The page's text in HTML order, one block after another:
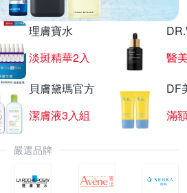
理膚寶水
淡斑精華2入
醫
貝膚黛瑪官方
潔膚液3入組
DF
滿
嚴選品牌